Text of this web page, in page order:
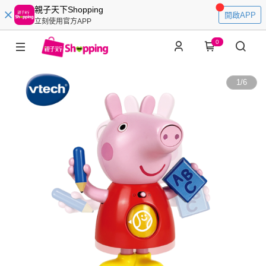
親子天下Shopping
立刻使用官方APP
開啟APP
0
1/6